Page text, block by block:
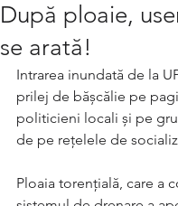
După ploaie,
se arată!
Intrarea inundată de la
prilej de bășcălie pe
politicieni locali și pe
de pe rețelele de
Ploaia torențială, care a